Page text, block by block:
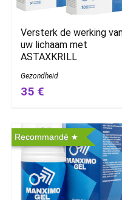
Versterk de werking
uw lichaam met
ASTAXKRILL
Gezondheid
35 €
Recommandé